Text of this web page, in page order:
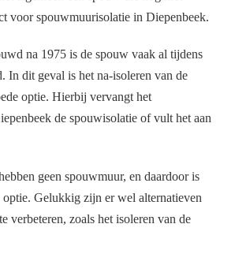
voor spouwmuurisolatie in Diepenbeek.
na 1975 is de spouw vaak al tijdens
In dit geval is het na-isoleren van de
optie. Hierbij vervangt het
de spouwisolatie of vult het aan
geen spouwmuur, en daardoor is
optie. Gelukkig zijn er wel alternatieven
verbeteren, zoals het isoleren van de